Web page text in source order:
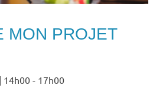
MON PROJET
14h00 - 17h00